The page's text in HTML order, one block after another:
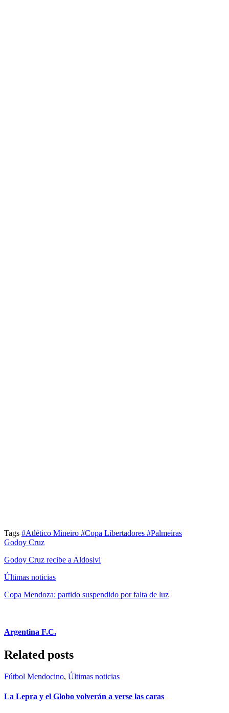
Tags #Atlético Mineiro #Copa Libertadores #Palmeiras
Godoy Cruz
Godoy Cruz recibe a Aldosivi
Últimas noticias
Copa Mendoza: partido suspendido por falta de luz
Argentina F.C.
Related posts
Fútbol Mendocino, Últimas noticias
La Lepra y el Globo volverán a verse las caras